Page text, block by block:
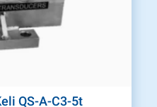
QS-A-C3-5t